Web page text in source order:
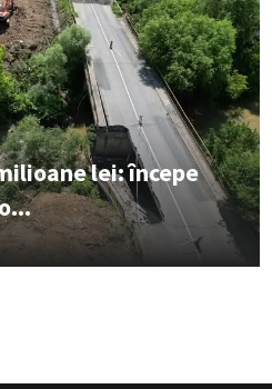
lei: începe